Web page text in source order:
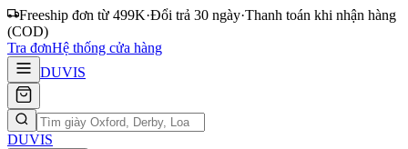
Freeship đơn từ 499K·Đổi trả 30 ngày·Thanh toán khi nhận hàng
(COD)
Tra đơnHệ thống cửa hàng
DUVIS
DUVIS